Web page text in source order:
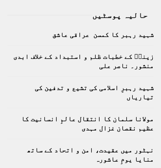
f
r
:
E
A
R
H
حالیہ پوسٹیں
شہید رہبر کا کمسن عراقی عاشق
زینبؑ کے خطبات ظلم و استبداد کے خلاف ابدی
منشور۔ ناصر علی
شہید رہبرِ اسلامی کی تشیع و تدفین کی
تیاریاں
مولانا سلمان کا انتقال عالمِ انسانیت کا
عظیم نقصان غزال مہدی
نہٹور میں عقیدت، امن و اتحاد کے ساتھ
منایا یومِ عاشورہ